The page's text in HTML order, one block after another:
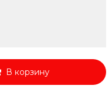
В корзину